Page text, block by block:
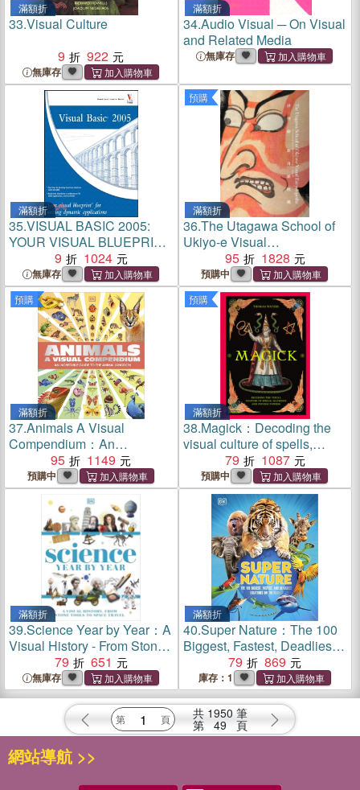
滿額折
33.Visual Culture
9
922
無庫存
滿額折
34.Audio Visual ─ On Visual
and Related Media
無庫存
滿額折
35.VISUAL BASIC 2005:
YOUR VISUAL BLUEPRINT
FOR WRITING DYNAMIC
APPLICATIONS
9 1024
無庫存
預購
滿額折
36.The Utagawa School of
Ukiyo-e Visual
Encyclopedia
95 1828
預購中
預購
滿額折
37.Animals A Visual
Compendium：An
Incredible Guide to the
Animal Kingdom
95 1149
預購中
預購
滿額折
38.Magick：Decoding the
visual culture of spells,
illusions and psychic powers
79 1087
預購中
滿額折
39.Science Year by Year：A
Visual History - From Stone
Tools to Space Travel
79 651
無庫存
滿額折
40.Super Nature：The 100
Biggest, Fastest, Deadliest
Creatures on the Planet
79 869
庫存：1
共 1950 筆
第 49 頁
網站導航 >>